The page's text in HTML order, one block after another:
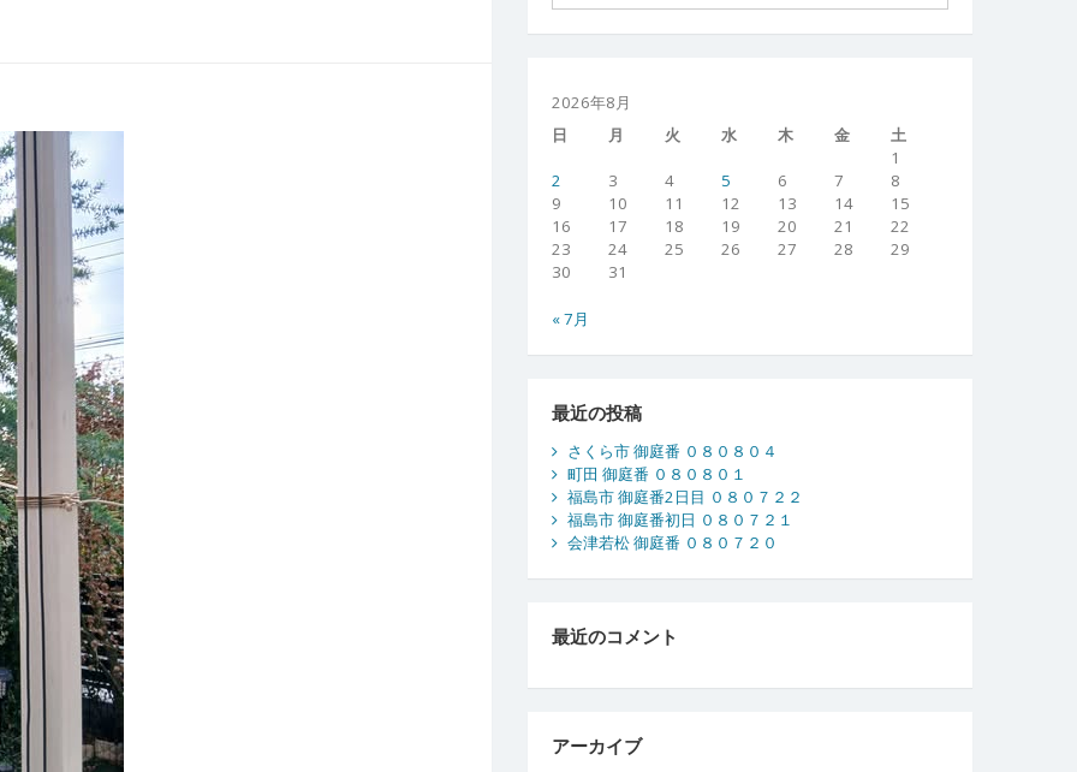
2026年8月
日
月 火 水 木 金
土
1
2
3 4 5 6 7
8
9
10 11 12 13 14
15
16
17 18 19 20 21
22
23
24 25 26 27 28
29
30
31
« 7月
最近の投稿
さくら市 御庭番 ０８０８０４
町田 御庭番 ０８０８０１
福島市 御庭番2日目 ０８０７２２
福島市 御庭番初日 ０８０７２１
会津若松 御庭番 ０８０７２０
最近のコメント
アーカイブ